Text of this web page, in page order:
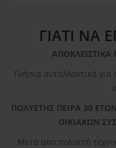
ΓΙΑΤΙ ΝΑ
ΑΠΟΚΛΕΙΣΤΙΚΑ
Γνήσια ανταλλακτικά για
ΠΟΛΥΕΤΗΣ ΠΕΙΡΑ 30
ΟΙΚΙΑΚΩΝ
Μετά απο πολυετή